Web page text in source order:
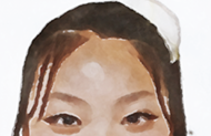
トの点数があがりました！
ども家でやることが全くな
ている創英のテスト勉強会
め点数が上がりました。授
い所はすぐ質問できる環境
になりたいので、高校でも